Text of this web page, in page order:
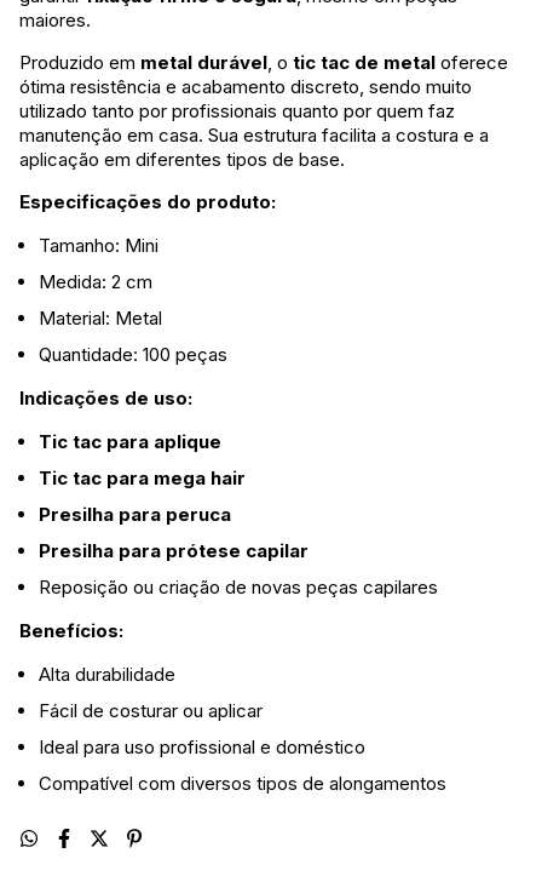
maiores.
Produzido em metal durável , o tic tac de metal oferece
ótima resistência e acabamento discreto, sendo muito
utilizado tanto por profissionais quanto por quem faz
manutenção em casa. Sua estrutura facilita a costura e a
aplicação em diferentes tipos de base.
Especificações do produto:
Tamanho: Mini
Medida: 2 cm
Material: Metal
Quantidade: 100 peças
Indicações de uso:
Tic tac para aplique
Tic tac para mega hair
Presilha para peruca
Presilha para prótese capilar
Reposição ou criação de novas peças capilares
Benefícios:
Alta durabilidade
Fácil de costurar ou aplicar
Ideal para uso profissional e doméstico
Compatível com diversos tipos de alongamentos